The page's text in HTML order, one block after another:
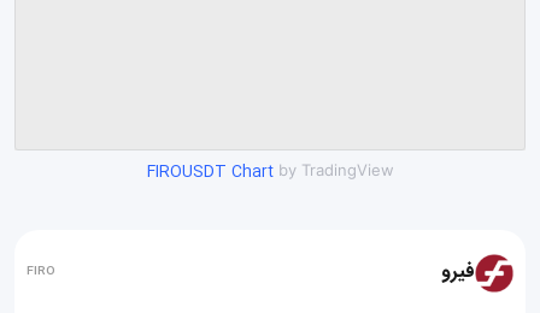
FIROUSDT Chartby TradingView
فیرو FIRO